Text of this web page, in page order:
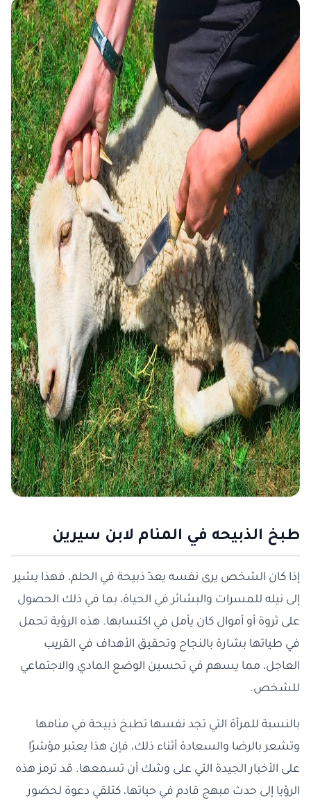
طبخ الذبيحه في المنام لابن سيرين
إذا كان الشخص يرى نفسه يعدّ ذبيحة في الحلم، فهذا يشير
إلى نيله للمسرات والبشائر في الحياة، بما في ذلك الحصول
على ثروة أو أموال كان يأمل في اكتسابها. هذه الرؤية تحمل
في طياتها بشارة بالنجاح وتحقيق الأهداف في القريب
العاجل، مما يسهم في تحسين الوضع المادي والاجتماعي
للشخص.
بالنسبة للمرأة التي تجد نفسها تطبخ ذبيحة في منامها
وتشعر بالرضا والسعادة أثناء ذلك، فإن هذا يعتبر مؤشرًا
على الأخبار الجيدة التي على وشك أن تسمعها. قد ترمز هذه
الرؤيا إلى حدث مبهج قادم في حياتها، كتلقي دعوة لحضور